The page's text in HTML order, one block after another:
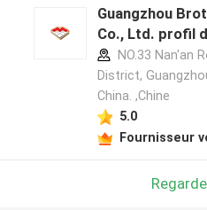
Guangzhou
Co., Ltd. profil
NO.33 Nan'an
District,
China. ,Chine
5.0
Fournisseur